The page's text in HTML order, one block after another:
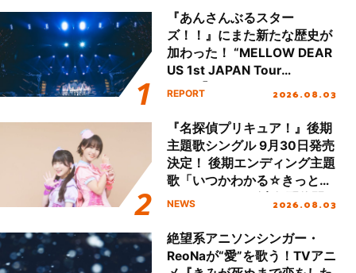
『あんさんぶるスター
ズ！！』にまた新たな歴史が
加わった！ “MELLOW DEAR
US 1st JAPAN Tour
Final「NICE to meet YOU
ート!!
REPORT 2026.08.03
『名探偵プリキュア！』後期
主題歌シングル 9月30日発売
決定！ 後期エンディング主題
歌「いつかわかる☆きっとあ
える」TVサイズ先行配信開
NEWS 2026.08.03
絶望系アニソンシンガー・
ReoNaが“愛”を歌う！TVアニ